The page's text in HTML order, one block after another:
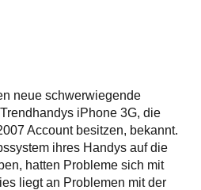
neue schwerwiegende
iPhone 3G, die
Account besitzen, bekannt.
ihres Handys auf die
hatten Probleme sich mit
liegt an Problemen mit der